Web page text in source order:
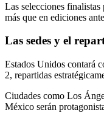
Las selecciones
más que en ediciones
Las sedes y el
Estados Unidos contará
2, repartidas
Ciudades como Los
México serán